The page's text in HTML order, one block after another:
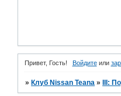
Привет, Гость! Войдитеили
» Клуб Nissan Teana » III: